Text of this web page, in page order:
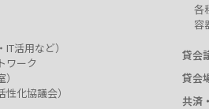
活用など）
ワーク
化協議会）
各
容
貸会
貸会
共済